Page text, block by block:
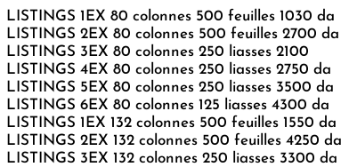
LISTINGS 1EX 80 colonnes 500 feuilles 1030 da
LISTINGS 2EX 80 colonnes 500 feuilles 2700 da
LISTINGS 3EX 80 colonnes 250 liasses 2100
LISTINGS 4EX 80 colonnes 250 liasses 2750 da
LISTINGS 5EX 80 colonnes 250 liasses 3500 da
LISTINGS 6EX 80 colonnes 125 liasses 4300 da
LISTINGS 1EX 132 colonnes 500 feuilles 1550 da
LISTINGS 2EX 132 colonnes 500 feuilles 4250 da
LISTINGS 3EX 132 colonnes 250 liasses 3300 da